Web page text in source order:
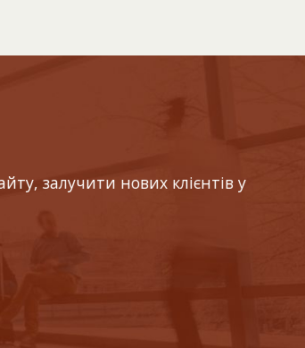
залучити нових клієнтів у